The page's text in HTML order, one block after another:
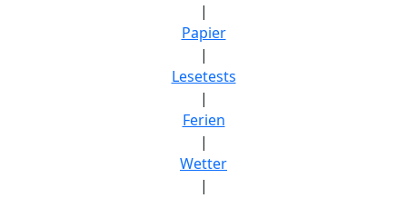
|
Papier
|
Lesetests
|
Ferien
|
Wetter
|